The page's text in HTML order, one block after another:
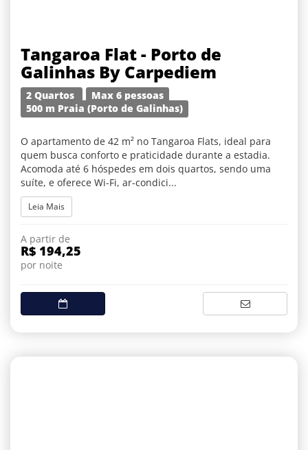
Tangaroa Flat - Porto de
Galinhas By Carpediem
2 Quartos
Max 6 pessoas
500 m Praia (Porto de Galinhas)
O apartamento de 42 m² no Tangaroa Flats, ideal para
quem busca conforto e praticidade durante a estadia.
Acomoda até 6 hóspedes em dois quartos, sendo uma
suíte, e oferece Wi-Fi, ar-condici...
Leia Mais
A partir de
R$ 194,25
por noite